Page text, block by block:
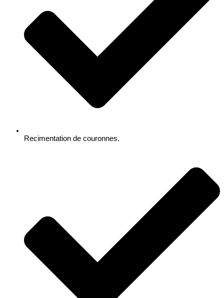
Recimentation de couronnes.